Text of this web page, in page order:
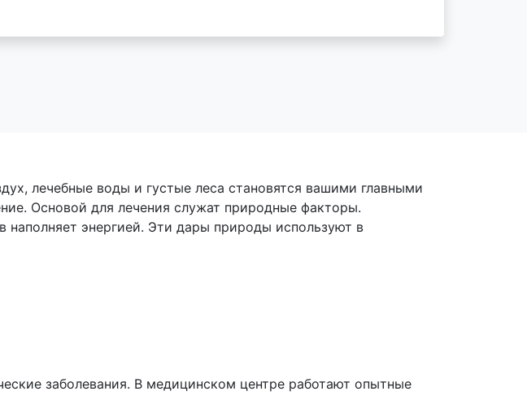
лечебные воды и густые леса становятся вашими главными
Основой для лечения служат природные факторы.
энергией. Эти дары природы используют в
заболевания. В медицинском центре работают опытные